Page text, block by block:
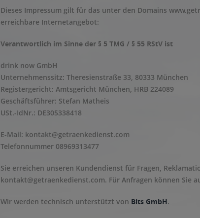
Dieses Impressum gilt für das unter den Domains
erreichbare Internetangebot:
Verantwortlich im Sinne der § 5 TMG / § 55 RStV ist
drink now GmbH
Unternehmenssitz: Theresienstraße 33, 80333 München
Registergericht: Amtsgericht München, HRB 224089
Geschäftsführer: Stefan Matheis
USt.-IdNr.: DE305338418
E-Mail: kontakt@getraenkedienst.com
Telefonnummer 08969313477
Sie erreichen unseren Kundendienst für Fragen,
kontakt@getraenkedienst.com. Für Anfragen können Sie
Wir werden technisch unterstützt von Bits GmbH.